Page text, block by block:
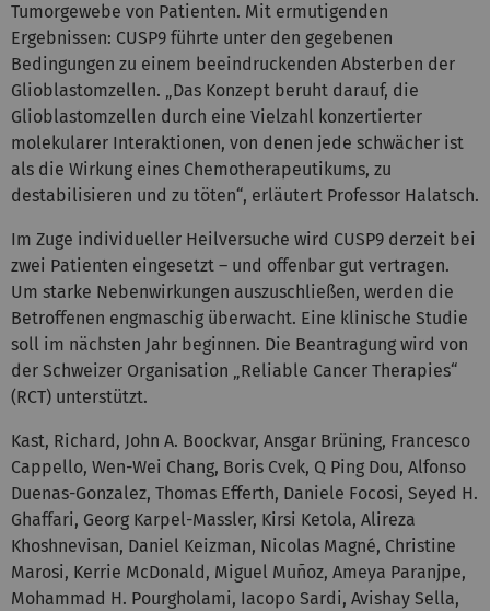
Tumorgewebe von Patienten. Mit ermutigenden
Ergebnissen: CUSP9 führte unter den gegebenen
Bedingungen zu einem beeindruckenden Absterben der
Glioblastomzellen. „Das Konzept beruht darauf, die
Glioblastomzellen durch eine Vielzahl konzertierter
molekularer Interaktionen, von denen jede schwächer ist
als die Wirkung eines Chemotherapeutikums, zu
destabilisieren und zu töten“, erläutert Professor Halatsch.
Im Zuge individueller Heilversuche wird CUSP9 derzeit bei
zwei Patienten eingesetzt – und offenbar gut vertragen.
Um starke Nebenwirkungen auszuschließen, werden die
Betroffenen engmaschig überwacht. Eine klinische Studie
soll im nächsten Jahr beginnen. Die Beantragung wird von
der Schweizer Organisation „Reliable Cancer Therapies“
(RCT) unterstützt.
Kast, Richard, John A. Boockvar, Ansgar Brüning, Francesco
Cappello, Wen-Wei Chang, Boris Cvek, Q Ping Dou, Alfonso
Duenas-Gonzalez, Thomas Efferth, Daniele Focosi, Seyed H.
Ghaffari, Georg Karpel-Massler, Kirsi Ketola, Alireza
Khoshnevisan, Daniel Keizman, Nicolas Magné, Christine
Marosi, Kerrie McDonald, Miguel Muñoz, Ameya Paranjpe,
Mohammad H. Pourgholami, Iacopo Sardi, Avishay Sella,